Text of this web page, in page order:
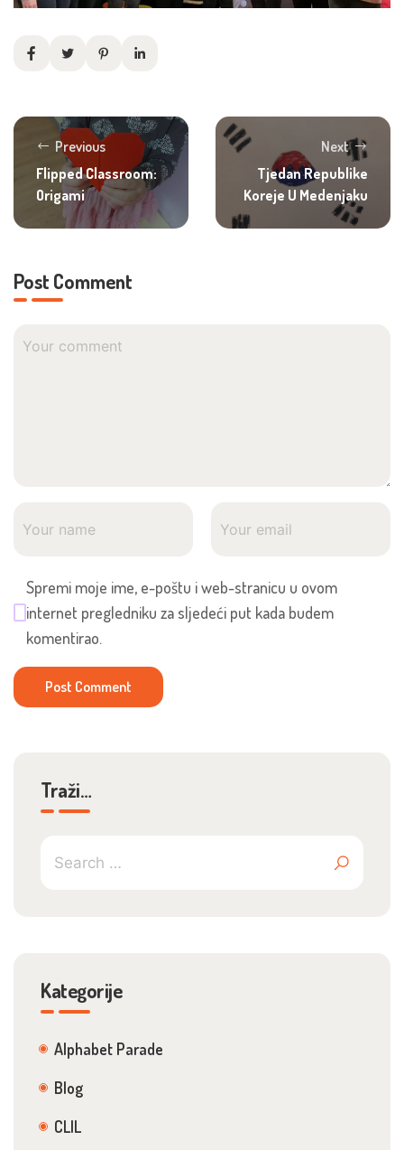
Previous
Flipped Classroom:
Origami
Next
Tjedan Republike
Koreje U Medenjaku
Post Comment
Spremi moje ime, e-poštu i web-stranicu u ovom
internet pregledniku za sljedeći put kada budem
komentirao.
Traži…
Kategorije
Alphabet Parade
Blog
CLIL